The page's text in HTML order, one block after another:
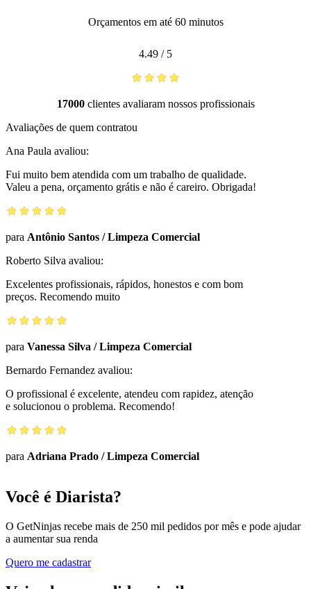
Orçamentos em até 60 minutos
4.49 / 5
17000clientes avaliaram nossos profissionais
Avaliações de quem contratou
Ana Paula avaliou:
Fui muito bem atendida com um trabalho de qualidade.
Valeu a pena, orçamento grátis e não é careiro. Obrigada!
para Antônio Santos /Limpeza Comercial
Roberto Silva avaliou:
Excelentes profissionais, rápidos, honestos e com bom
preços. Recomendo muito
para Vanessa Silva /Limpeza Comercial
Bernardo Fernandez avaliou:
O profissional é excelente, atendeu com rapidez, atenção
e solucionou o problema. Recomendo!
para Adriana Prado /Limpeza Comercial
Você é Diarista?
O GetNinjas recebe mais de 250 mil pedidos por mês e pode ajudar
a aumentar sua renda
Quero me cadastrar